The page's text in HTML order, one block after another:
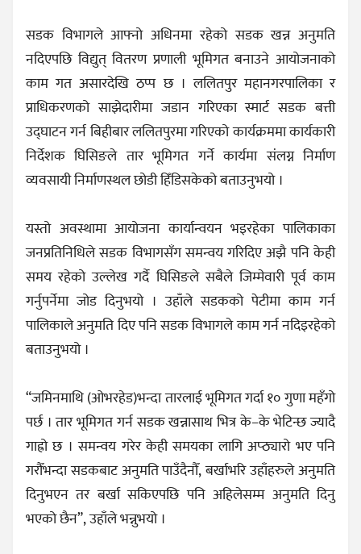
सडक विभागले आफ्नो अधिनमा रहेको सडक खन्न अनुमति
नदिएपछि विद्युत् वितरण प्रणाली भूमिगत बनाउने आयोजनाको
काम गत असारदेखि ठप्प छ । ललितपुर महानगरपालिका र
प्राधिकरणको साझेदारीमा जडान गरिएका स्मार्ट सडक बत्ती
उद्घाटन गर्न बिहीबार ललितपुरमा गरिएको कार्यक्रममा कार्यकारी
निर्देशक घिसिङले तार भूमिगत गर्ने कार्यमा संलग्न निर्माण
व्यवसायी निर्माणस्थल छोडी हिँडिसकेको बताउनुभयो ।
यस्तो अवस्थामा आयोजना कार्यान्वयन भइरहेका पालिकाका
जनप्रतिनिधिले सडक विभागसँग समन्वय गरिदिए अझै पनि केही
समय रहेको उल्लेख गर्दै घिसिङले सबैले जिम्मेवारी पूर्व काम
गर्नुपर्नेमा जोड दिनुभयो । उहाँले सडकको पेटीमा काम गर्न
पालिकाले अनुमति दिए पनि सडक विभागले काम गर्न नदिइरहेको
बताउनुभयो ।
“जमिनमाथि (ओभरहेड)भन्दा तारलाई भूमिगत गर्दा १० गुणा महँगो
पर्छ । तार भूमिगत गर्न सडक खन्नासाथ भित्र के–के भेटिन्छ ज्यादै
गाह्रो छ । समन्वय गरेर केही समयका लागि अप्ठ्यारो भए पनि
गरौँभन्दा सडकबाट अनुमति पाउँदैनौँ, बर्खाभरि उहाँहरुले अनुमति
दिनुभएन तर बर्खा सकिएपछि पनि अहिलेसम्म अनुमति दिनु
भएको छैन”, उहाँले भन्नुभयो ।